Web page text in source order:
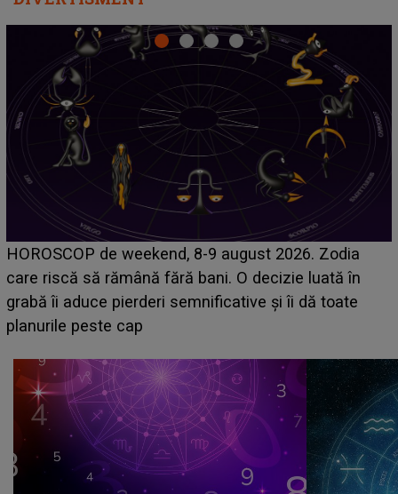
Emanuel a ținut ACEST DETALIU ASCUNS până
acum! În fața Alexandrei, concurentul din Casa Iubirii
face o MĂRTURISIRE NEAȘTEPTATĂ despre mama
sa: "I-am spus și ei în față, eu nu te iubesc pentru